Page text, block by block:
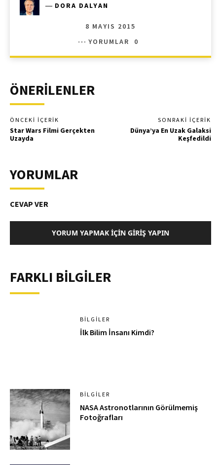
― DORA DALYAN
8 MAYIS 2015
YORUMLAR
0
ÖNERİLENLER
ÖNCEKI İÇERIK
Star Wars Filmi Gerçekten
Uzayda
SONRAKI İÇERIK
Dünya’ya En Uzak Galaksi
Keşfedildi
YORUMLAR
CEVAP VER
YORUM YAPMAK İÇIN GIRIŞ YAPIN
FARKLI BİLGİLER
BILGILER
İlk Bilim İnsanı Kimdi?
BILGILER
NASA Astronotlarının Görülmemiş
Fotoğrafları